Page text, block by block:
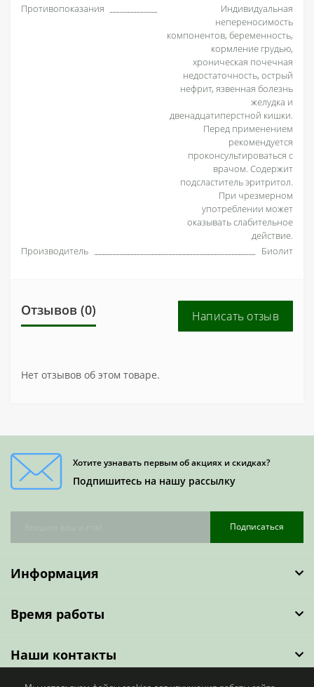
Противопоказания
Индивидуальная
непереносимость
компонентов, беременность,
кормление грудью,
хроническая почечная
недостаточность, острый
нефрит, язвенная болезнь
желудка и
двенадцатиперстной кишки.
Перед применением
рекомендуется
проконсультироваться с
врачом. Содержит
подсластитель эритритол.
При чрезмерном
употреблении может
оказывать слабительное
действие.
Производитель
Биолит
Отзывов (0) Написать отзыв
Нет отзывов об этом товаре.
Хотите узнавать первым об акциях и скидках?
Подпишитесь на нашу рассылку
Подписаться
Информация
Время работы
Наши контакты